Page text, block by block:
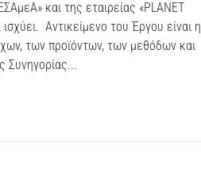
και της εταιρείας «PLANET
Αντικείμενο του Έργου είναι η
των προϊόντων, των μεθόδων και
Συνηγορίας...